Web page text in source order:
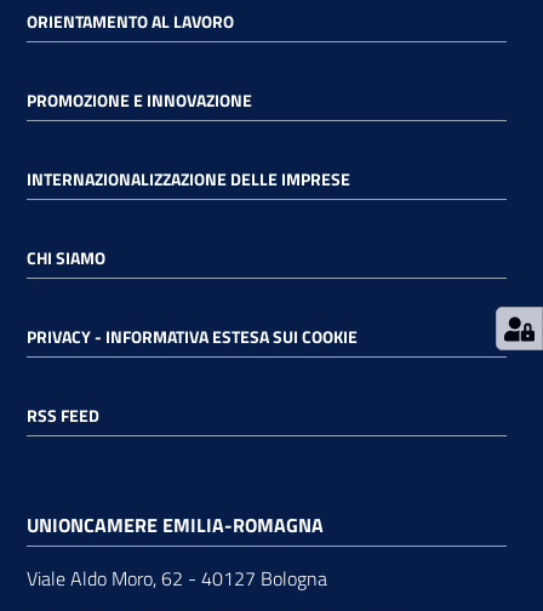
Seguici
su
ORIENTAMENTO AL LAVORO
PROMOZIONE E INNOVAZIONE
INTERNAZIONALIZZAZIONE DELLE IMPRESE
CHI SIAMO
PRIVACY - INFORMATIVA ESTESA SUI COOKIE
RSS FEED
UNIONCAMERE EMILIA-ROMAGNA
Viale Aldo Moro, 62 - 40127 Bologna